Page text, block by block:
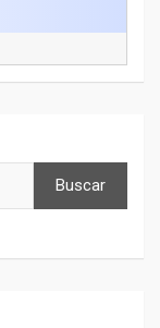
Buscar